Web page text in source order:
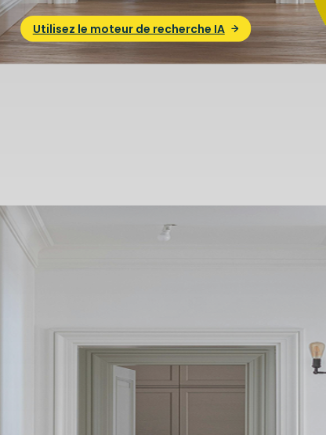
Utilisez le moteur de recherche IA